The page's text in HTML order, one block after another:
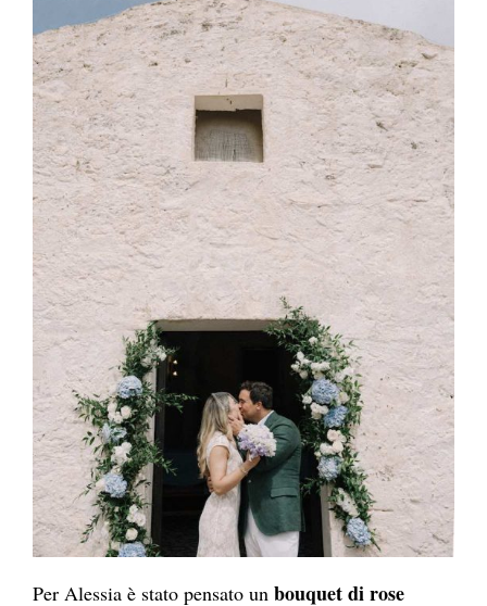
Per Alessia è stato pensato un bouquet di rose